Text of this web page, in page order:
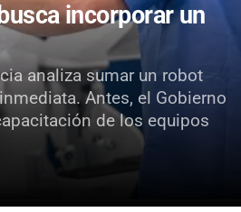
incorporar un
analiza sumar un robot
Antes, el Gobierno
de los equipos